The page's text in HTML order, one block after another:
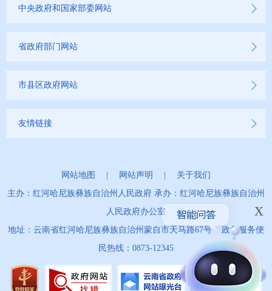
中央政府和国家部委网站
省政府部门网站
市县区政府网站
友情链接
网站地图 网站声明
关于我们
主办：红河哈尼族彝族自治州人民政府 承办：红河哈尼族彝族自治州
人民政府办公室
地址：云南省红河哈尼族彝族自治州蒙自市天马路67号 政务服务便
民热线：0873-12345
x